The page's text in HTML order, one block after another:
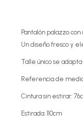
Pantalón palazzo
Un diseño fresco y
Talle único se adapta
Referencia de
Cintura sin estirar:
Estirada: 110cm